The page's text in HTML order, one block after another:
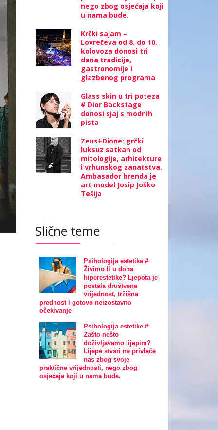
nego zbog osjećaja koji
u nama bude.
Krčki sajam –
Lovrečeva od 8. do 10.
kolovoza donosi tri
dana tradicije,
gastronomije i
glazbenog programa
Glass skin u tri poteza
# Dior Backstage
donosi sjaj s modnih
pista
Zeus+Dione: grčki
luksuz satkan od
mitologije, arhitekture
i vrhunskog zanatstva.
Ambasador brenda je
art model Josip Joško
Tešija
Slične teme
Psihologija estetike #
Živimo li u doba
hiperestetike? Ljepota je
postala društvena
vrijednost, tržišna
prednost i gotovo neizostavno
očekivanje
Psihologija estetike #
Zašto nešto
doživljavamo lijepim?
Lijepe stvari ne privlače
nas zbog svoje
praktične vrijednosti, nego zbog
osjećaja koji u nama bude.